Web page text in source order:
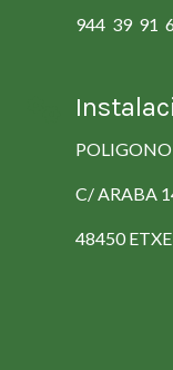
944 39 91
C/ ARABA
48450